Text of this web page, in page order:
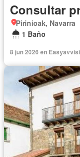
Consultar
Pirinioak, Navarra
1 Baño
8 jun 2026 en Easyavvisi